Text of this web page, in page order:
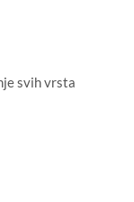
svih vrsta